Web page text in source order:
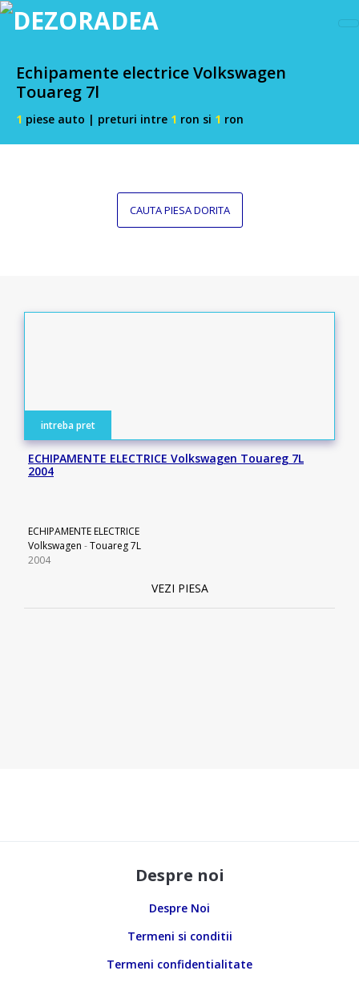
Echipamente electrice Volkswagen
Touareg 7l
1 piese auto | preturi intre 1 ron si 1 ron
CAUTA PIESA DORITA
intreba pret
ECHIPAMENTE ELECTRICE Volkswagen Touareg 7L
2004
ECHIPAMENTE ELECTRICE
Volkswagen -Touareg 7L
2004
VEZI PIESA
Despre noi
Despre Noi
Termeni si conditii
Termeni confidentialitate